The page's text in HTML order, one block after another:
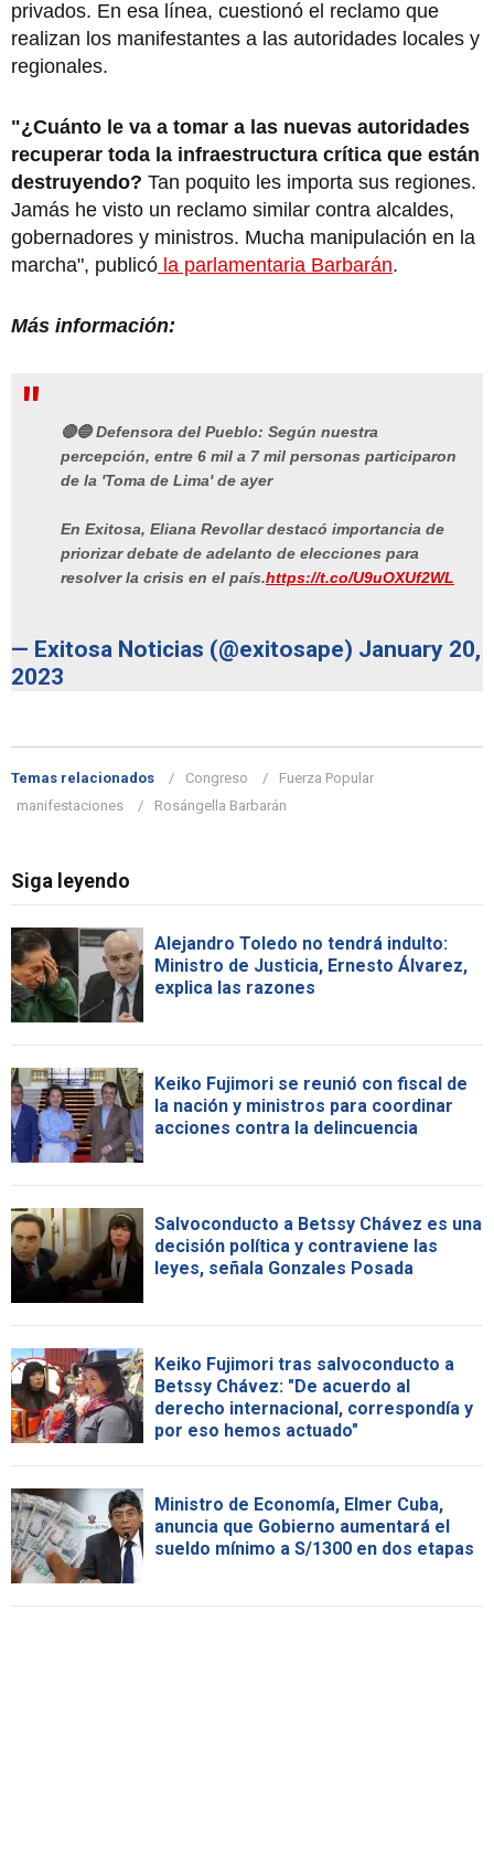
privados. En esa línea, cuestionó el reclamo que
realizan los manifestantes a las autoridades locales y
regionales.
"¿Cuánto le va a tomar a las nuevas autoridades
recuperar toda la infraestructura crítica que están
destruyendo? Tan poquito les importa sus regiones.
Jamás he visto un reclamo similar contra alcaldes,
gobernadores y ministros. Mucha manipulación en la
marcha", publicó la parlamentaria Barbarán.
Más información:
🔴🔵 Defensora del Pueblo: Según nuestra
percepción, entre 6 mil a 7 mil personas participaron
de la 'Toma de Lima' de ayer
En Exitosa, Eliana Revollar destacó importancia de
priorizar debate de adelanto de elecciones para
resolver la crisis en el país.https://t.co/U9uOXUf2WL
— Exitosa Noticias (@exitosape) January 20,
2023
Temas relacionados Congreso
Fuerza Popular
manifestaciones
Rosángella Barbarán
Siga leyendo
Alejandro Toledo no tendrá indulto:
Ministro de Justicia, Ernesto Álvarez,
explica las razones
Keiko Fujimori se reunió con fiscal de
la nación y ministros para coordinar
acciones contra la delincuencia
Salvoconducto a Betssy Chávez es una
decisión política y contraviene las
leyes, señala Gonzales Posada
Keiko Fujimori tras salvoconducto a
Betssy Chávez: "De acuerdo al
derecho internacional, correspondía y
por eso hemos actuado"
Ministro de Economía, Elmer Cuba,
anuncia que Gobierno aumentará el
sueldo mínimo a S/1300 en dos etapas